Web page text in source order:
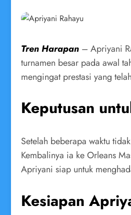
Tren Harapan – Apriyani
turnamen besar pada awal
mengingat prestasi yang
Keputusan
Setelah beberapa waktu
Kembalinya ia ke Orleans
Apriyani siap untuk
Kesiapan